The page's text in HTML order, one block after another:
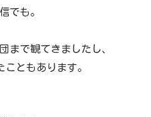
でも。
まで観てきましたし、
こともあります。